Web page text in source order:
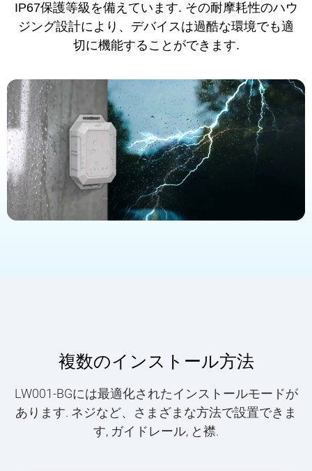
IP67保護等級を備えています. その耐摩耗性のハウ
ジング設計により、デバイスは過酷な環境でも適
切に機能することができます.
複数のインストール方法
LW001-BGには最適化されたインストールモードが
あります. ネジなど、さまざまな方法で設置できま
す, ガイドレール, と襟.